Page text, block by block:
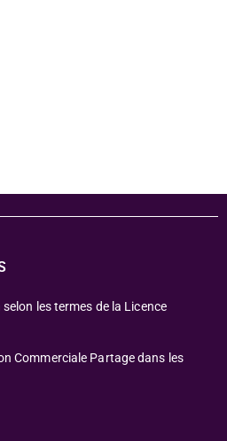
les termes de la Licence
Commerciale Partage dans les